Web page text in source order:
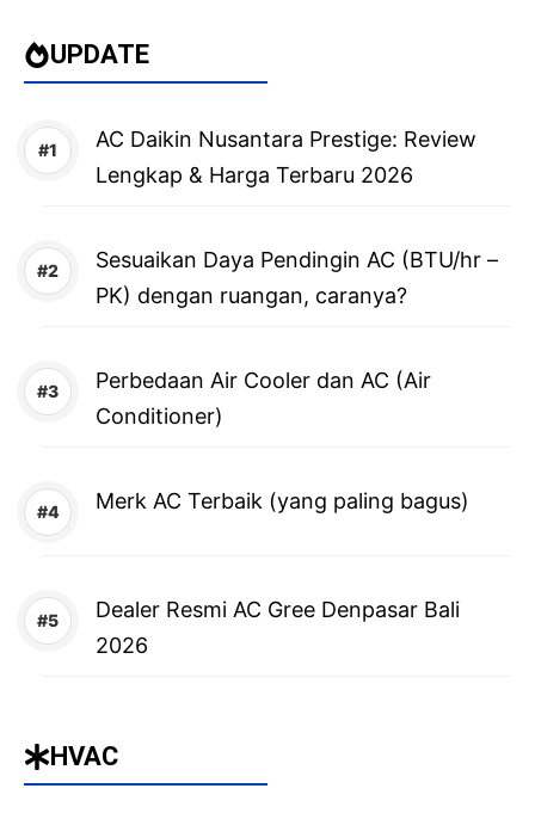
UPDATE
AC Daikin Nusantara Prestige: Review
Lengkap & Harga Terbaru 2026
Sesuaikan Daya Pendingin AC (BTU/hr –
PK) dengan ruangan, caranya?
Perbedaan Air Cooler dan AC (Air
Conditioner)
Merk AC Terbaik (yang paling bagus)
Dealer Resmi AC Gree Denpasar Bali
2026
HVAC